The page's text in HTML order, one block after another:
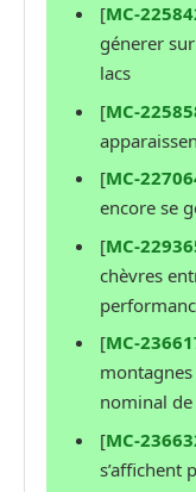
[MC-
génerer
lacs
[MC-
[MC-
encore se
[MC-
chèvres
[MC-
nominal
[MC-
s’affichent